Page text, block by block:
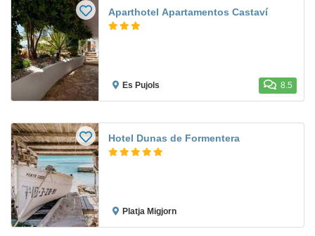
Aparthotel Apartamentos Castaví
Es Pujols 8.5
Hotel Dunas de Formentera
Platja Migjorn